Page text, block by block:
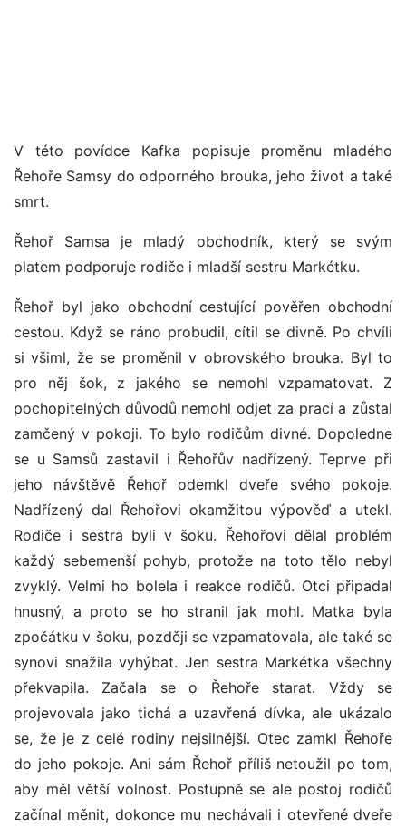
V této povídce Kafka popisuje proměnu mladého
Řehoře Samsy do odporného brouka, jeho život a také
smrt.
Řehoř Samsa je mladý obchodník, který se svým
platem podporuje rodiče i mladší sestru Markétku.
Řehoř byl jako obchodní cestující pověřen obchodní
cestou. Když se ráno probudil, cítil se divně. Po chvíli
si všiml, že se proměnil v obrovského brouka. Byl to
pro něj šok, z jakého se nemohl vzpamatovat. Z
pochopitelných důvodů nemohl odjet za prací a zůstal
zamčený v pokoji. To bylo rodičům divné. Dopoledne
se u Samsů zastavil i Řehořův nadřízený. Teprve při
jeho návštěvě Řehoř odemkl dveře svého pokoje.
Nadřízený dal Řehořovi okamžitou výpověď a utekl.
Rodiče i sestra byli v šoku. Řehořovi dělal problém
každý sebemenší pohyb, protože na toto tělo nebyl
zvyklý. Velmi ho bolela i reakce rodičů. Otci připadal
hnusný, a proto se ho stranil jak mohl. Matka byla
zpočátku v šoku, později se vzpamatovala, ale také se
synovi snažila vyhýbat. Jen sestra Markétka všechny
překvapila. Začala se o Řehoře starat. Vždy se
projevovala jako tichá a uzavřená dívka, ale ukázalo
se, že je z celé rodiny nejsilnější. Otec zamkl Řehoře
do jeho pokoje. Ani sám Řehoř příliš netoužil po tom,
aby měl větší volnost. Postupně se ale postoj rodičů
začínal měnit, dokonce mu nechávali i otevřené dveře